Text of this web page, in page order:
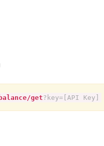
balance/get?key=[API Key]